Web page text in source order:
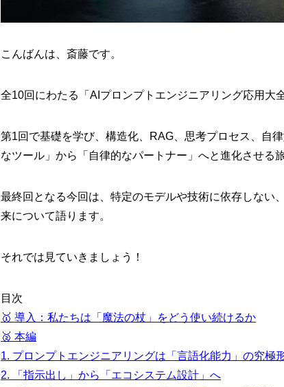
こんばんは、斎藤です。
全10回にわたる「AIプロンプトエンジニアリング応用大
第1回で基礎を学び、構造化、RAG、思考プロセス、自
なツール」から「自律的なパートナー」へと進化させる
最終回となる今回は、特定のモデルや技術に依存しない
来について語ります。
それでは見ていきましょう！
目次
🥇 導入：私たちは「魔法の杖」をどう使い続けるか
🥈 本編
1. プロンプトエンジニアリングは「言語化能力」の究極
2. 「指示出し」から「エコシステム設計」へ